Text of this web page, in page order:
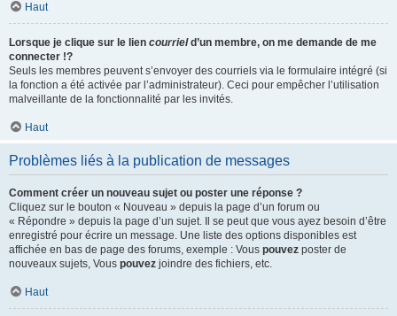
Haut
Lorsque je clique sur le lien courrield’un membre, on me demande de me
connecter !?
Seuls les membres peuvent s’envoyer des courriels via le formulaire intégré (si
la fonction a été activée par l’administrateur). Ceci pour empêcher l’utilisation
malveillante de la fonctionnalité par les invités.
Haut
Problèmes liés à la publication de messages
Comment créer un nouveau sujet ou poster une réponse ?
Cliquez sur le bouton « Nouveau » depuis la page d’un forum ou
« Répondre » depuis la page d’un sujet. Il se peut que vous ayez besoin d’être
enregistré pour écrire un message. Une liste des options disponibles est
affichée en bas de page des forums, exemple : Vous pouvez poster de
nouveaux sujets, Vous pouvez joindre des fichiers, etc.
Haut